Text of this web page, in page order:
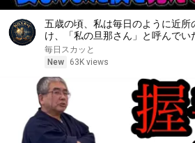
五歳の頃、私は毎日のように近所
け、「私の旦那さん」と呼んでい
面接で社長室へ入ると、彼は私を
よ、まだ僕を覚えているか？」――
毎日スカッと
New
63K views